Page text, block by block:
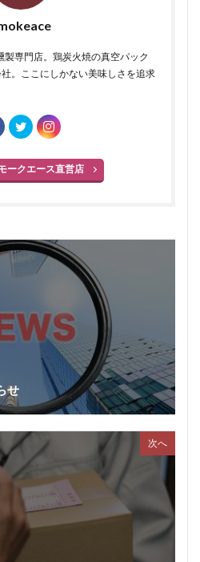
専門店。鶏炭火焼の真空パック
。ここにしかない美味しさを追求
ークエース直営店
せ
次へ